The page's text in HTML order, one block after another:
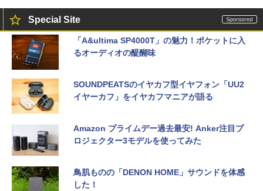
Special Site
「A&ultima SP4000T」の魅力！ポケットに入
るオーディオの醍醐味
SOUNDPEATSのイヤカフ型イヤフォン「UU2
イヤーカフ」をイヤカフマニアが語る
Amazon プライムデー過去最安! Anker注目プ
ロジェクター3モデルを使ってみた
鳥肌ものの「DENON HOME」サウンドを体感
した！